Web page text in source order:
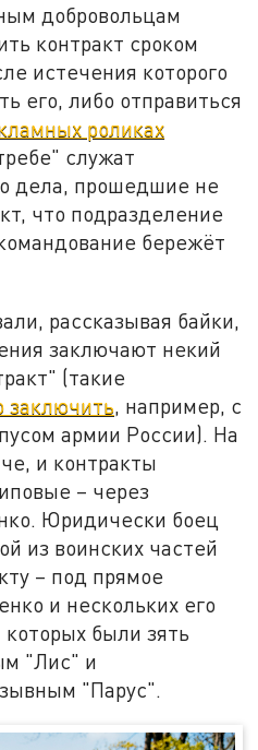
добровольцам
контракт сроком
истечения которого
его, либо отправиться
роликах
служат
дела, прошедшие не
что подразделение
бережёт
рассказывая байки,
заключают некий
(такие
заключить , например, с
армии России). На
и контракты
– через
Юридически боец
из воинских частей
– под прямое
и нескольких его
были зять
"Лис" и
"Парус".